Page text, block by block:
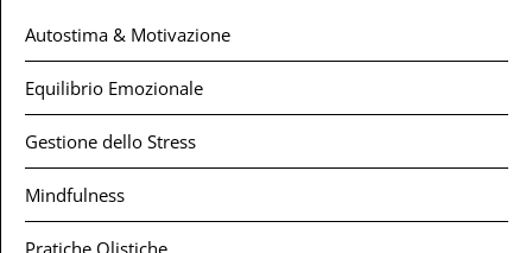
Autostima & Motivazione
Equilibrio Emozionale
Gestione dello Stress
Mindfulness
Pratiche Olistiche